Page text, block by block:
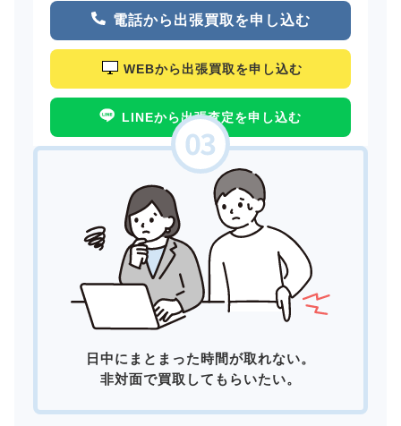
電話から出張買取を申し込む
WEBから出張買取を申し込む
LINEから出張査定を申し込む
日中にまとまった時間が取れない。
非対面で買取してもらいたい。